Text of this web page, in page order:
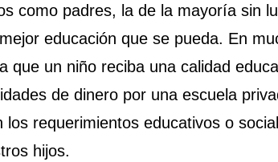
como padres, la de la mayoría sin
educación que se pueda. En
que un niño reciba una calidad
de dinero por una escuela
los requerimientos educativos o
hijos.